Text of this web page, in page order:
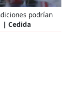
podrían
| Cedida